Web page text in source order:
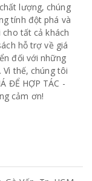
lượng, chúng
tính đột phá và
tất cả khách
hỗ trợ về giá
đối với những
Vì thế, chúng tôi
ĐỂ HỢP TÁC -
cảm ơn!